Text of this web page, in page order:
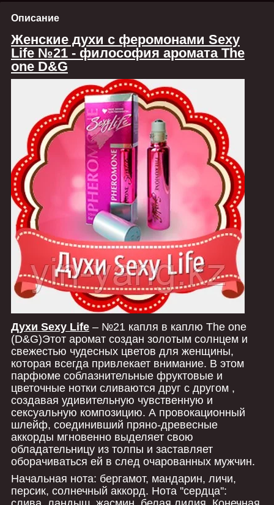
Описание
Женские духи с феромонами Sexy
Life №21 - философия аромата The
one D&G
Духи Sexy Life – №21 капля в каплю The one
(D&G)Этот аромат создан золотым солнцем и
свежестью чудесных цветов для женщины,
которая всегда привлекает внимание. В этом
парфюме соблазнительные фруктовые и
цветочные нотки сливаются друг с другом ,
создавая удивительную чувственную и
сексуальную композицию. А провокационный
шлейф, соединивший пряно-древесные
аккорды мгновенно выделяет свою
обладательницу из толпы и заставляет
оборачиваться ей в след очарованных мужчин.
Начальная нота: бергамот, мандарин, личи,
персик, солнечный аккорд. Нота ''сердца'':